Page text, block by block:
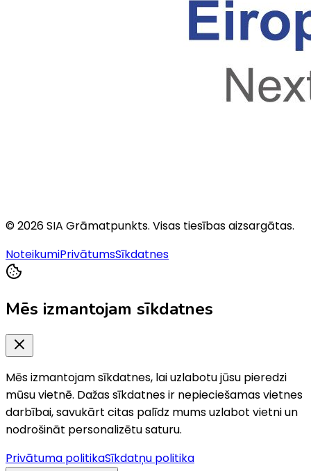
©2026SIA Grāmatpunkts. Visas tiesības aizsargātas.
NoteikumiPrivātumsSīkdatnes
Mēs izmantojam sīkdatnes
Mēs izmantojam sīkdatnes, lai uzlabotu jūsu pieredzi
mūsu vietnē. Dažas sīkdatnes ir nepieciešamas vietnes
darbībai, savukārt citas palīdz mums uzlabot vietni un
nodrošināt personalizētu saturu.
Privātuma politikaSīkdatņu politika